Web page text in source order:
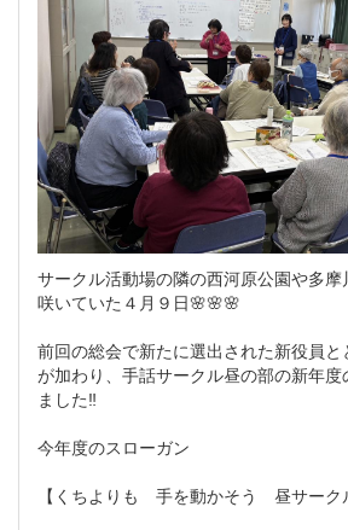
サークル活動場の隣の西河原公園や多
咲いていた４月９日🌸🌸🌸
前回の総会で新たに選出された新役員と
が加わり、手話サークル昼の部の新年度
ました‼
今年度のスローガン
【くちよりも 手を動かそう 昼サーク